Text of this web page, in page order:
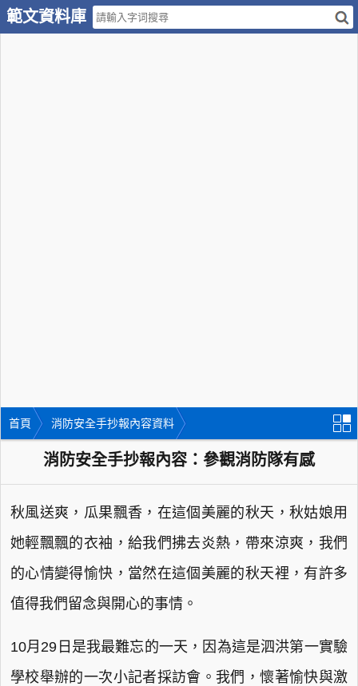
範文資料庫
首頁 消防安全手抄報內容資料
消防安全手抄報內容：參觀消防隊有感
秋風送爽，瓜果飄香，在這個美麗的秋天，秋姑娘用
她輕飄飄的衣袖，給我們拂去炎熱，帶來涼爽，我們
的心情變得愉快，當然在這個美麗的秋天裡，有許多
值得我們留念與開心的事情。
10月29日是我最難忘的一天，因為這是泗洪第一實驗
學校舉辦的一次小記者採訪會。我們，懷著愉快與激